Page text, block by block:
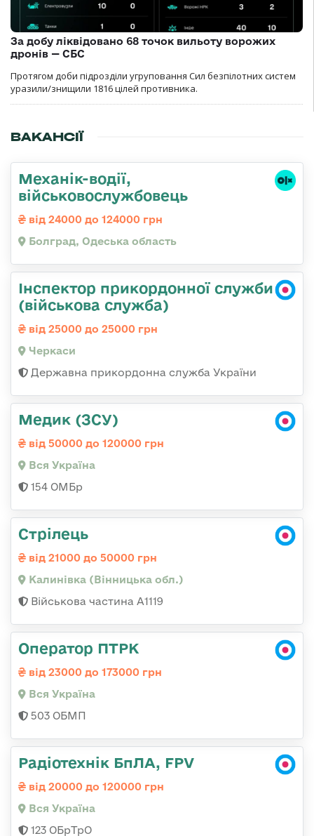
За добу ліквідовано 68 точок вильоту ворожих
дронів — СБС
Протягом доби підрозділи угруповання Сил безпілотних систем
уразили/знищили 1816 цілей противника.
ВАКАНСІЇ
Механік-водії,
військовослужбовець
від 24000 до 124000 грн
Болград, Одеська область
Інспектор прикордонної служби
(військова служба)
від 25000 до 25000 грн
Черкаси
Державна прикордонна служба України
Медик (ЗСУ)
від 50000 до 120000 грн
Вся Україна
154 ОМБр
Стрілець
від 21000 до 50000 грн
Калинівка (Вінницька обл.)
Військова частина А1119
Оператор ПТРК
від 23000 до 173000 грн
Вся Україна
503 ОБМП
Радіотехнік БпЛА, FPV
від 20000 до 120000 грн
Вся Україна
123 ОБрТрО